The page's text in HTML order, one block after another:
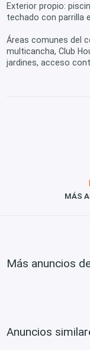
Exterior propio:
techado con parrilla
Áreas comunes del
multicancha, Club
jardines, acceso
MÁS
Más anuncios
Anuncios